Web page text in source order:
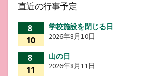
直近の行事予定
8
10
学校施設を閉じる日
2026年8月10日
8
11
山の日
2026年8月11日